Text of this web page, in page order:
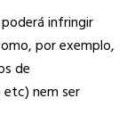
infringir
por exemplo,
de
nem ser